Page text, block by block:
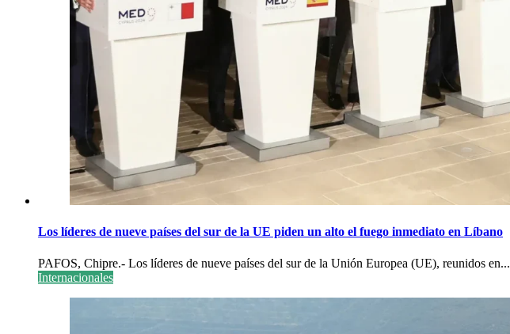
Los líderes de nueve países del sur de la UE piden un alto el fuego inmediato en Líbano
PAFOS, Chipre.- Los líderes de nueve países del sur de la Unión Europea (UE), reunidos en...
Internacionales